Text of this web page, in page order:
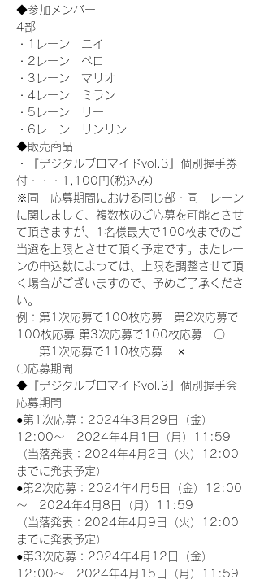
◆参加メンバー
4部
・1レーン　ニイ
・2レーン　ペロ
・3レーン　マリオ
・4レーン　ミラン
・5レーン　リー
・6レーン　リンリン
◆販売商品
・『デジタルブロマイドvol.3』個別握手券
付・・・1,100円(税込み)
※同一応募期間における同じ部・同一レーン
に関しまして、複数枚のご応募を可能とさせ
て頂きますが、1名様最大で100枚までのご
当選を上限とさせて頂く予定です。またレー
ンの申込数によっては、上限を調整させて頂
く場合がございますので、予めご了承くださ
い。
例：第1次応募で100枚応募　第2次応募で
100枚応募 第3次応募で100枚応募　〇
第1次応募で110枚応募　 ×
〇応募期間
◆『デジタルブロマイドvol.3』個別握手会
応募期間
●第1次応募：2024年3月29日（金）
12:00～　2024年4月1日（月）11:59
（当落発表：2024年4月2日（火）12:00
までに発表予定）
●第2次応募：2024年4月5日（金）12:00
～　2024年4月8日（月）11:59
（当落発表：2024年4月9日（火）12:00
までに発表予定）
●第3次応募：2024年4月12日（金）
12:00～　2024年4月15日（月）11:59